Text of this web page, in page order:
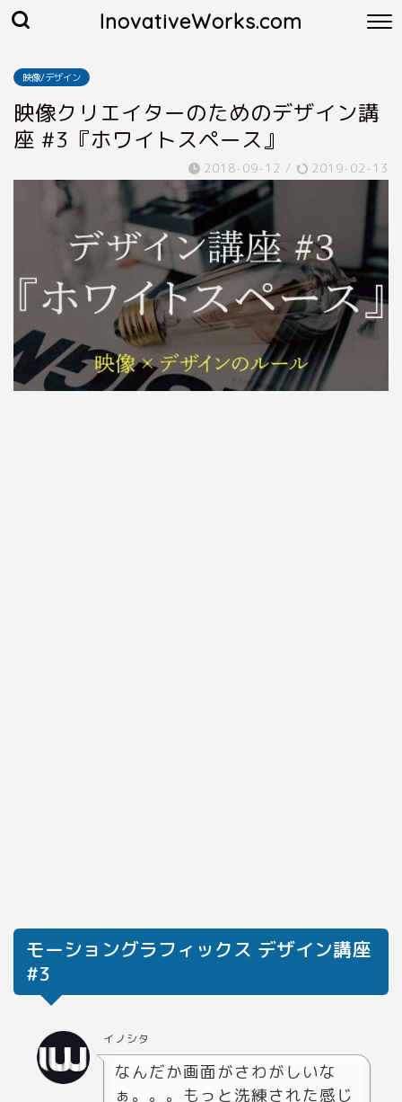
InovativeWorks.com
映像/デザイン
映像クリエイターのためのデザイン講
座 #3『ホワイトスペース』
2018-09-12 / 2019-02-13
モーショングラフィックス デザイン講座
#3
イノシタ
なんだか画面がさわがしいな
ぁ。。。もっと洗練された感じ